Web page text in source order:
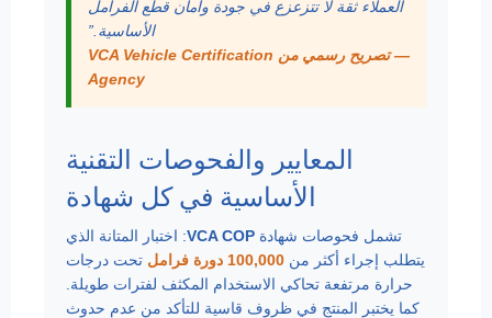
العملاء ثقة لا تتزعزع في جودة وأمان قطع الفرامل
الأساسية.”
— تصريح رسمي من VCA Vehicle Certification
Agency
المعايير والفحوصات التقنية
الأساسية في كل شهادة
تشمل فحوصات شهادة VCA COP: اختبار المتانة الذي
يتطلب إجراء أكثر من 100,000 دورة فرامل
تحت درجات
حرارة مرتفعة تحاكي الاستخدام المكثف لفترات طويلة.
كما يختبر المنتج في ظروف قاسية للتأكد من عدم حدوث